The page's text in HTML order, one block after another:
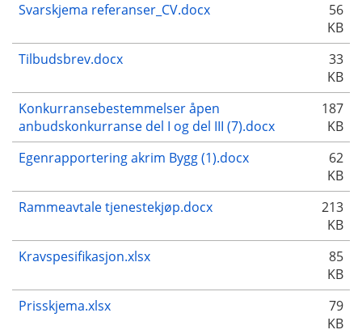
Svarskjema referanser_CV.docx
56
KB
Tilbudsbrev.docx
33
KB
Konkurransebestemmelser åpen
anbudskonkurranse del I og del III (7).docx
187
KB
Egenrapportering akrim Bygg (1).docx
62
KB
Rammeavtale tjenestekjøp.docx
213
KB
Kravspesifikasjon.xlsx
85
KB
Prisskjema.xlsx
79
KB